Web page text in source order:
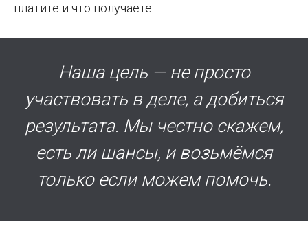
платите и что получаете.
Наша цель — не просто
участвовать в деле, а добиться
результата. Мы честно скажем,
есть ли шансы, и возьмёмся
только если можем помочь.